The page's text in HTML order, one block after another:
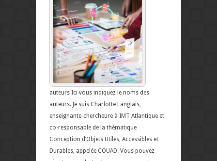
auteurs Ici vous indiquez le noms des
auteurs. Je suis Charlotte Langlais,
enseignante-chercheure à IMT Atlantique et
co-responsable de la thématique
Conception d’Objets Utiles, Accessibles et
Durables, appelée COUAD. Vous pouvez